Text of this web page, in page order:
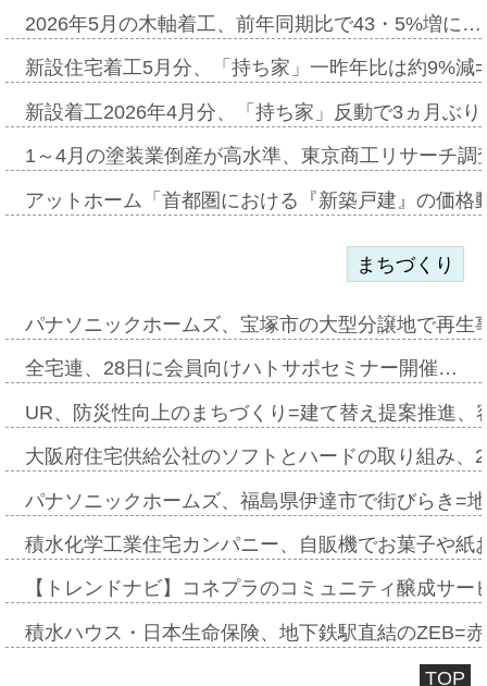
2026年5月の木軸着工、前年同期比で43・5%増に…
新設住宅着工5月分、「持ち家」一昨年比は約9%
新設着工2026年4月分、「持ち家」反動で3ヵ月ぶ
1～4月の塗装業倒産が高水準、東京商工リサーチ
アットホーム「首都圏における『新築戸建』の価
まちづくり
パナソニックホームズ、宝塚市の大型分譲地で再
全宅連、28日に会員向けハトサポセミナー開催…
UR、防災性向上のまちづくり=建て替え提案推進
大阪府住宅供給公社のソフトとハードの取り組み
パナソニックホームズ、福島県伊達市で街びらき=
積水化学工業住宅カンパニー、自販機でお菓子や
【トレンドナビ】コネプラのコミュニティ醸成サ
積水ハウス・日本生命保険、地下鉄駅直結のZEB=
TOP